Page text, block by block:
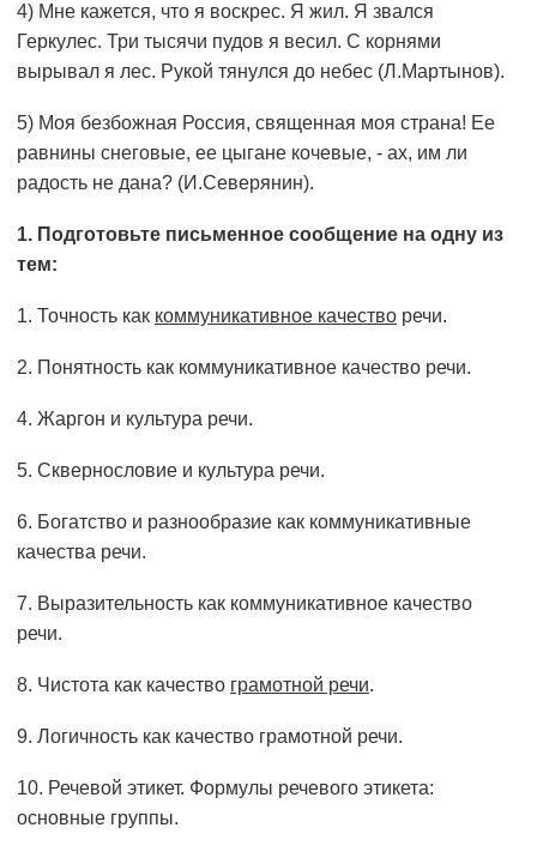
4) Мне кажется, что я воскрес. Я жил. Я звался
Геркулес. Три тысячи пудов я весил. С корнями
вырывал я лес. Рукой тянулся до небес (Л.Мартынов).
5) Моя безбожная Россия, священная моя страна! Ее
равнины снеговые, ее цыгане кочевые, - ах, им ли
радость не дана? (И.Северянин).
1. Подготовьте письменное сообщение на одну из
тем:
1. Точность как коммуникативное качество речи.
2. Понятность как коммуникативное качество речи.
4. Жаргон и культура речи.
5. Сквернословие и культура речи.
6. Богатство и разнообразие как коммуникативные
качества речи.
7. Выразительность как коммуникативное качество
речи.
8. Чистота как качество грамотной речи.
9. Логичность как качество грамотной речи.
10. Речевой этикет. Формулы речевого этикета:
основные группы.